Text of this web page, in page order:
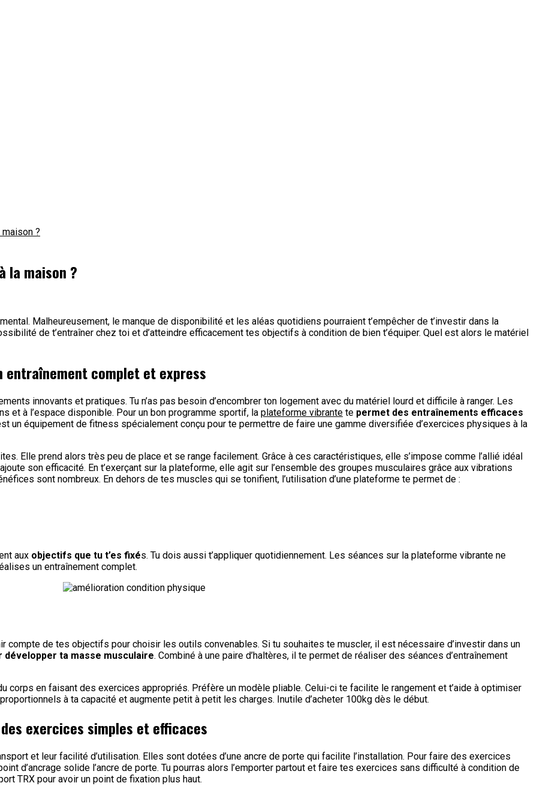
?
la maison ?
Malheureusement, le manque de disponibilité et les aléas quotidiens pourraient t’empêcher de t’investir dans la
de t’entraîner chez toi et d’atteindre efficacement tes objectifs à condition de bien t’équiper. Quel est alors le matériel
entraînement complet et express
innovants et pratiques. Tu n’as pas besoin d’encombrer ton logement avec du matériel lourd et difficile à ranger. Les
à l’espace disponible. Pour un bon programme sportif, la plateforme vibrante te permet des entraînements efficaces
un équipement de fitness spécialement conçu pour te permettre de faire une gamme diversifiée d’exercices physiques à la
Elle prend alors très peu de place et se range facilement. Grâce à ces caractéristiques, elle s’impose comme l’allié idéal
son efficacité. En t’exerçant sur la plateforme, elle agit sur l’ensemble des groupes musculaires grâce aux vibrations
sont nombreux. En dehors de tes muscles qui se tonifient, l’utilisation d’une plateforme te permet de :
aux objectifs que tu t’es fixés. Tu dois aussi t’appliquer quotidiennement. Les séances sur la plateforme vibrante ne
un entraînement complet.
compte de tes objectifs pour choisir les outils convenables. Si tu souhaites te muscler, il est nécessaire d’investir dans un
développer ta masse musculaire. Combiné à une paire d’haltères, il te permet de réaliser des séances d’entraînement
corps en faisant des exercices appropriés. Préfère un modèle pliable. Celui-ci te facilite le rangement et t’aide à optimiser
à ta capacité et augmente petit à petit les charges. Inutile d’acheter 100kg dès le début.
exercices simples et efficaces
et leur facilité d’utilisation. Elles sont dotées d’une ancre de porte qui facilite l’installation. Pour faire des exercices
d’ancrage solide l’ancre de porte. Tu pourras alors l’emporter partout et faire tes exercices sans difficulté à condition de
TRX pour avoir un point de fixation plus haut.